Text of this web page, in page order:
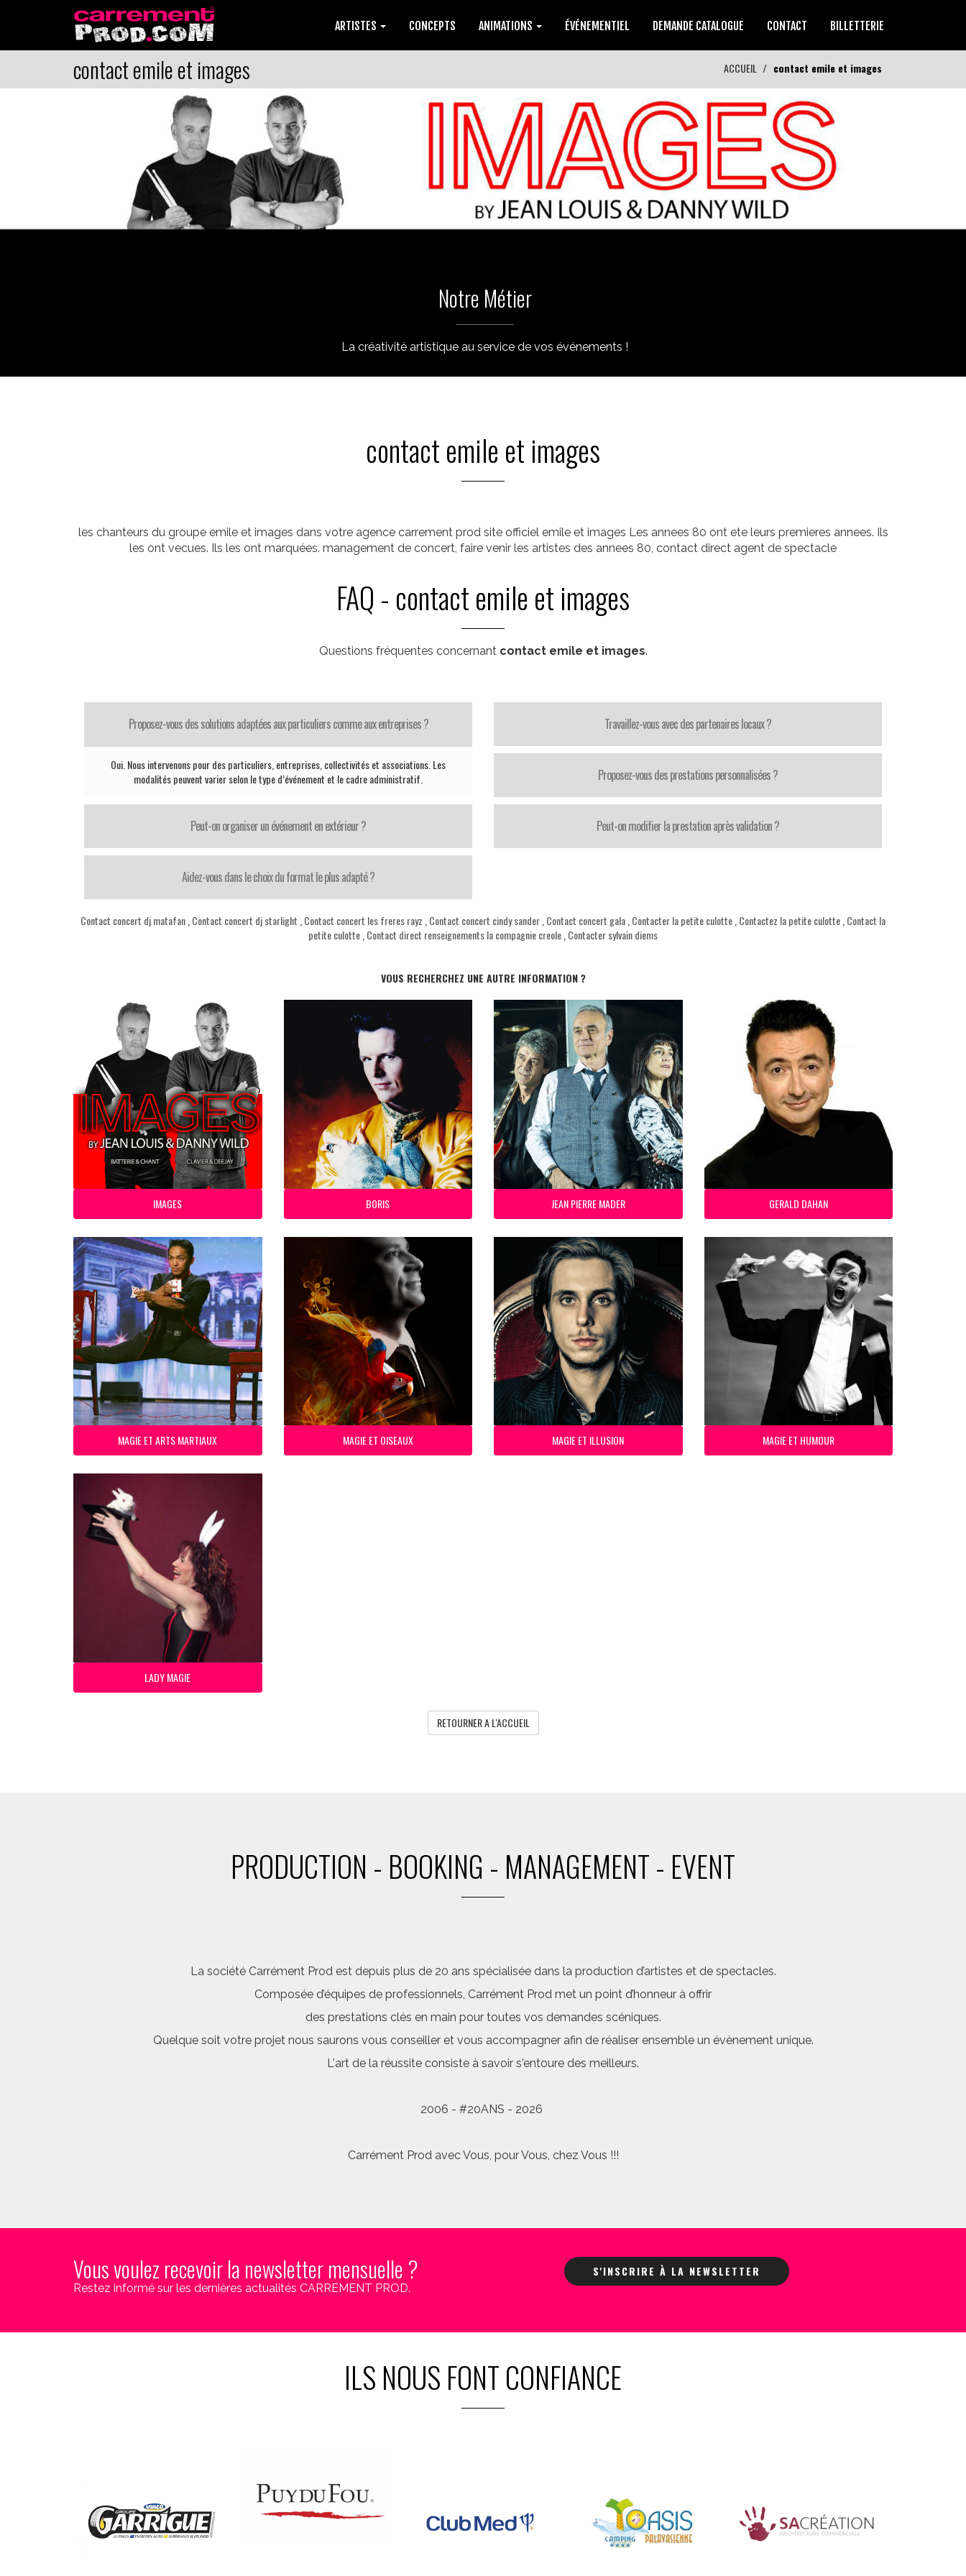
ARTISTES CONCEPTS ANIMATIONS ÉVÉNEMENTIEL DEMANDE CATALOGUE CONTACT BILLETTERIE
contact emile et images ACCUEIL contact emile et images
Notre Métier
La créativité artistique au service de vos événements !
contact emile et images
les chanteurs du groupe emile et images dans votre agence carrement prod site officiel emile et images Les annees 80 ont ete leurs premieres annees. Ils
les ont vecues. Ils les ont marquées. management de concert, faire venir les artistes des annees 80, contact direct agent de spectacle
FAQ - contact emile et images
Questions fréquentes concernant contact emile et images.
Proposez-vous des solutions adaptées aux particuliers comme aux entreprises ?
Oui. Nous intervenons pour des particuliers, entreprises, collectivités et associations. Les
modalités peuvent varier selon le type d’événement et le cadre administratif.
Peut-on organiser un événement en extérieur ?
Aidez-vous dans le choix du format le plus adapté ?
Travaillez-vous avec des partenaires locaux ?
Proposez-vous des prestations personnalisées ?
Peut-on modifier la prestation après validation ?
Contact concert dj matafan Contact concert dj starlight Contact concert les freres rayz Contact concert cindy sander Contact concert gala Contacter la petite culotte Contactez la petite culotte Contact la
petite culotte Contact direct renseignements la compagnie creole Contacter sylvain diems
VOUS RECHERCHEZ UNE AUTRE INFORMATION ?
IMAGES BORIS JEAN PIERRE MADER GERALD DAHAN
MAGIE ET ARTS MARTIAUX MAGIE ET OISEAUX MAGIE ET ILLUSION MAGIE ET HUMOUR
LADY MAGIE
RETOURNER A L'ACCUEIL
PRODUCTION - BOOKING - MANAGEMENT - EVENT
La société Carrément Prod est depuis plus de 20 ans spécialisée dans la production d’artistes et de spectacles.
Composée d’équipes de professionnels, Carrément Prod met un point d’honneur à offrir
des prestations clés en main pour toutes vos demandes scéniques.
Quelque soit votre projet nous saurons vous conseiller et vous accompagner afin de réaliser ensemble un évènement unique.
L'art de la réussite consiste à savoir s'entoure des meilleurs.
2006 - #20ANS - 2026
Carrément Prod avec Vous, pour Vous, chez Vous !!!
Vous voulez recevoir la newsletter mensuelle ?
Restez informé sur les dernières actualités CARREMENT PROD.
S'INSCRIRE À LA NEWSLETTER
ILS NOUS FONT CONFIANCE